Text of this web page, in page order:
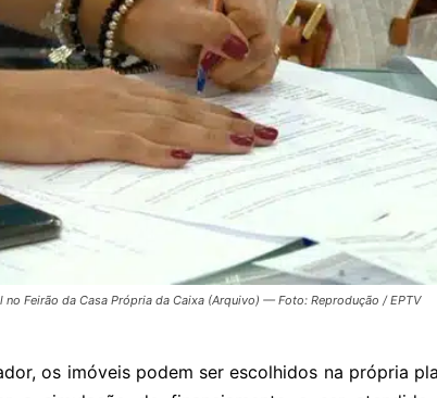
Feirão da Casa Própria da Caixa (Arquivo) — Foto: Reprodução / EPTV
os imóveis podem ser escolhidos na própria